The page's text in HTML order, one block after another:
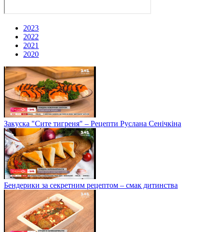
2023
2022
2021
2020
Закуска "Сите тигреня" – Рецепти Руслана Сенічкіна
Бендерики за секретним рецептом – смак дитинства